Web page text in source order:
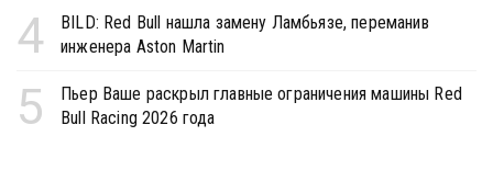
4
BILD: Red Bull нашла замену Ламбьязе, переманив
инженера Aston Martin
5
Пьер Ваше раскрыл главные ограничения машины Red
Bull Racing 2026 года